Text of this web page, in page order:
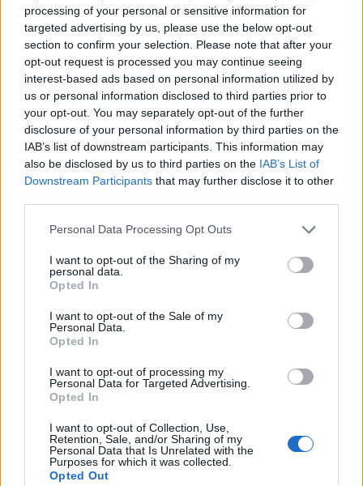
processing of your personal or sensitive information for
targeted advertising by us, please use the below opt-out
section to confirm your selection. Please note that after your
opt-out request is processed you may continue seeing
interest-based ads based on personal information utilized by
us or personal information disclosed to third parties prior to
your opt-out. You may separately opt-out of the further
disclosure of your personal information by third parties on the
IAB’s list of downstream participants. This information may
also be disclosed by us to third parties on the IAB’s List of
Downstream Participants that may further disclose it to other
Please note that this website/app uses one or more Google
not limited to your visit or usage behaviour. You may click to
grant or deny consent to Google and its third-party tags to
use your data for below specified purposes in below Google
consent section.
Personal Data Processing Opt Outs
I want to opt-out of the Sharing of my
personal data.
Opted In
I want to opt-out of the Sale of my
Personal Data.
Opted In
I want to opt-out of processing my
Personal Data for Targeted Advertising.
Opted In
I want to opt-out of Collection, Use,
Retention, Sale, and/or Sharing of my
Personal Data that Is Unrelated with the
Purposes for which it was collected.
Opted Out
Matteo Pellegrino · 6 Ago 2026
NEWS E ATTUALITÀ